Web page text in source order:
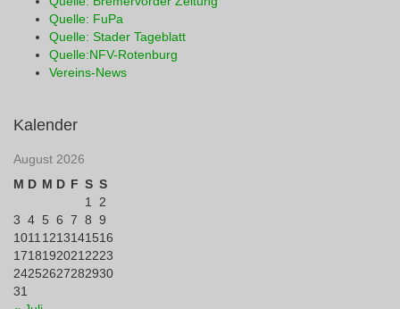
Quelle: FuPa
Quelle: Stader Tageblatt
Quelle:NFV-Rotenburg
Vereins-News
Kalender
August 2026
M D M D F S S
1
2
3 4 5 6 7 8 9
1011 1213141516
1718192021 2223
24252627282930
31